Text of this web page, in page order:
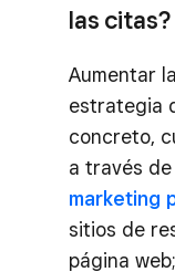
las citas?
Aumentar
estrategia
concreto,
a través
marketing
sitios de
página